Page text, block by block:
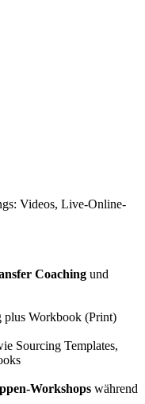
Videos, Live-Online-
Coaching und
plus Workbook (Print)
Sourcing Templates,
Workshops während